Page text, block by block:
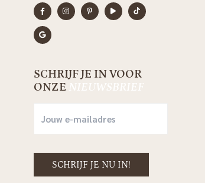
SCHRIJF JE IN VOOR
ONZE NIEUWSBRIEF